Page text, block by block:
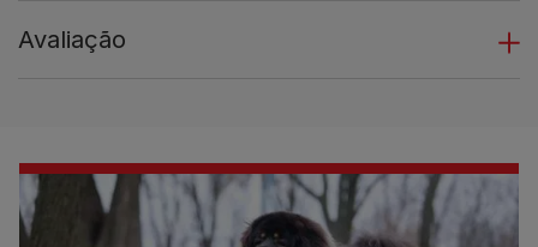
Avaliação